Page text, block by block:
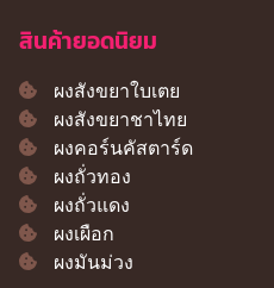
สินค้ายอดนิยม
ผงสังขยาใบเตย
ผงสังขยาชาไทย
ผงคอร์นคัสตาร์ด
ผงถั่วทอง
ผงถั่วแดง
ผงเผือก
ผงมันม่วง